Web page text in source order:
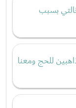
بسبب
للحج ومعنا